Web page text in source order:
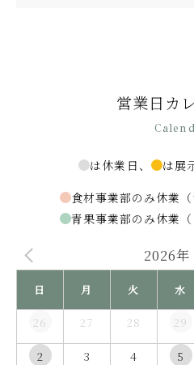
営業日カ
は休業日、
は展
食材事業部のみ休業（
青果事業部のみ休業（
2026年
日 月 火 水
26 27 28 29
2 3 4 5